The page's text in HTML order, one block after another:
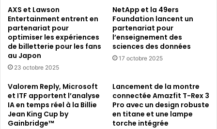
AXS et Lawson
Entertainment entrent en
partenariat pour
optimiser les expériences
de billetterie pour les fans
au Japon
23 octobre 2025
NetApp et la 49ers
Foundation lancent un
partenariat pour
l’enseignement des
sciences des données
17 octobre 2025
Valorem Reply, Microsoft
et ITF apportent l’analyse
IA en temps réel à la Billie
Jean King Cup by
Gainbridge™
Lancement de la montre
connectée Amazfit T-Rex 3
Pro avec un design robuste
en titane et une lampe
torche intégrée